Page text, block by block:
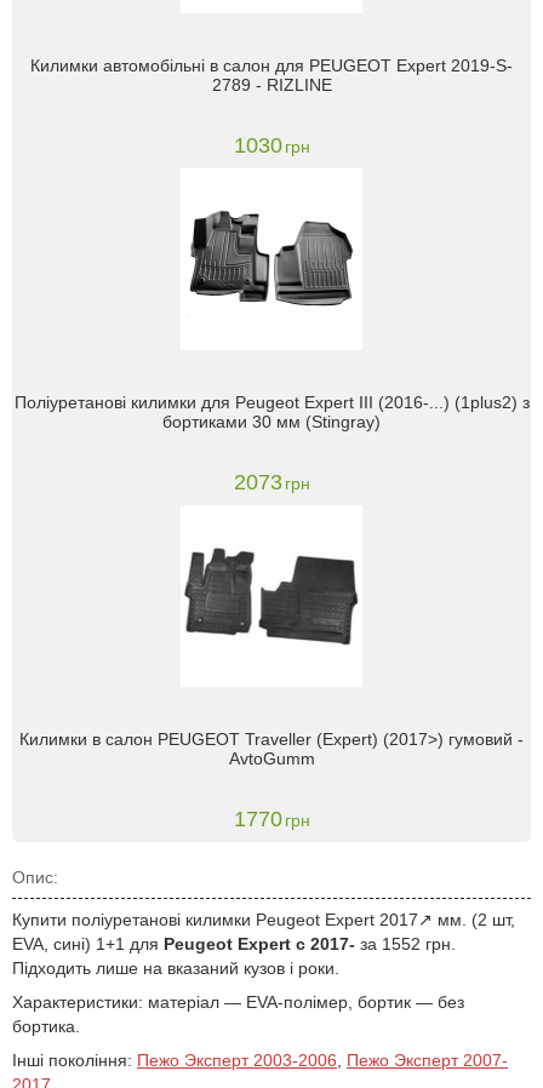
Килимки автомобільні в салон для PEUGEOT Expert 2019-S-
2789 - RIZLINE
1030 грн
Поліуретанові килимки для Peugeot Expert III (2016-...) (1plus2) з
бортиками 30 мм (Stingray)
2073 грн
Килимки в салон PEUGEOT Traveller (Expert) (2017>) гумовий -
AvtoGumm
1770 грн
Опис:
Купити поліуретанові килимки Peugeot Expert 2017↗ мм. (2 шт,
EVA, сині) 1+1 для Peugeot Expert с 2017- за 1552 грн.
Підходить лише на вказаний кузов і роки.
Характеристики: матеріал — EVA-полімер, бортик — без
бортика.
Інші покоління: Пежо Эксперт 2003-2006
Пежо Эксперт 2007-